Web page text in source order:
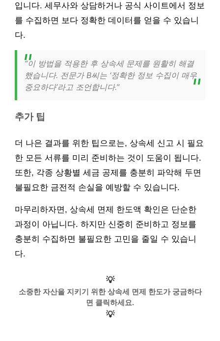
입니다. 세무사와 상담하거나 공식 사이트에서 정보
를 수집하면 보다 정확한 데이터를 얻을 수 있습니
다.
“이 방법을 적용한 후 상속세 문제를 원활히 해결
했습니다. 전문가 B씨는 ‘정확한 정보 수집이 매우
중요하다’라고 조언합니다.”
추가 팁
더 나은 결과를 위한 팁으로는, 상속세 신고 시 필요
한 모든 서류를 미리 준비하는 것이 도움이 됩니다.
또한, 각종 상황별 세금 공제를 충분히 파악해 두면
불필요한 금전적 손실을 예방할 수 있습니다.
마무리하자면, 상속세 면제 한도액 확인은 단순한
과정이 아닙니다. 하지만 신중히 준비하고 정보를
충분히 수집하면 불필요한 고민을 줄일 수 있습니
다.
💡
소중한 자산을 지키기 위한 상속세 면제 한도가 궁금하다
면 클릭하세요.
💡